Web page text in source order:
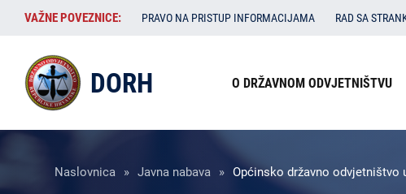
Skoči
sadržaj
VAŽNE
POVEZNICE:
VAŽNE POVEZNICE: PRAVO NA PRISTUP INFORMACIJAMA RAD SA
DORH
Izbornik
zaglavlju
O DRŽAVNOM ODVJETNIŠTVU
Breadcrumb
Naslovnica Javna nabava Općinsko državno odvjetništvo